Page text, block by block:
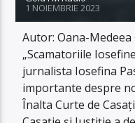
1 NOIEMBRIE 2023
Autor: Oana-
„Scamatoriile
jurnalista Iosefina
importante despre
Înalta Curte de